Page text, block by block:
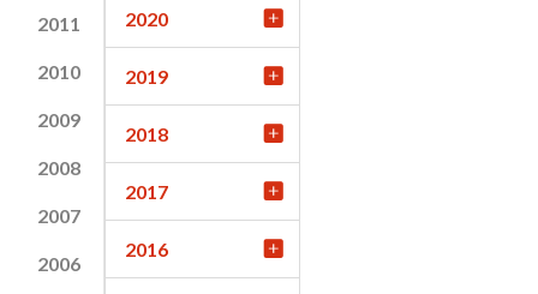
2011
2010
2009
2008
2007
2006
2020
2019
2018
2017
2016